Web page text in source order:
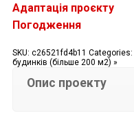
Адаптація проєкту
Погодження
SKU: c26521fd4b11 Categories:
будинків (більше 200 м2) »
Опис проекту